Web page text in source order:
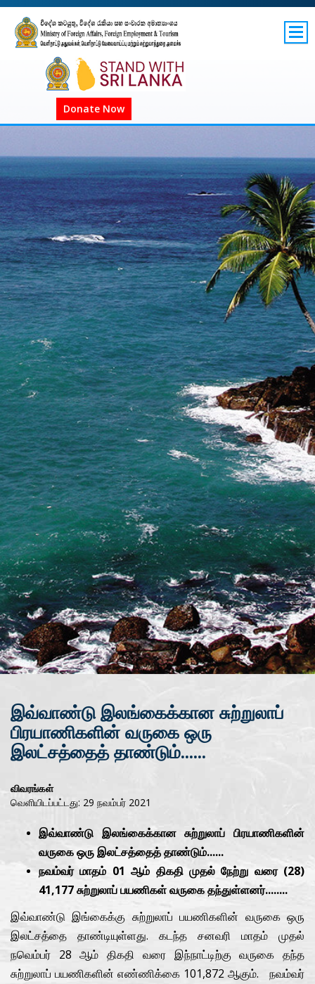
GOV.LK
Donate Now
இவ்வாண்டு இலங்கைக்கான சுற்றுலாப்
பிரயாணிகளின் வருகை ஒரு
இலட்சத்தைத் தாண்டும்......
விவரங்கள்
வெளியிடப்பட்டது: 29 நவம்பர் 2021
இவ்வாண்டு இலங்கைக்கான சுற்றுலாப் பிரயாணிகளின்
வருகை ஒரு இலட்சத்தைத் தாண்டும்......
நவம்வர் மாதம் 01 ஆம் திகதி முதல் நேற்று வரை (28)
41,177 சுற்றுலாப் பயணிகள் வருகை தந்துள்ளனர்........
இவ்வாண்டு இங்கைக்கு சுற்றுலாப் பயணிகளின் வருகை ஒரு
இலட்சத்தை தாண்டியுள்ளது. கடந்த சனவரி மாதம் முதல்
நவெம்பர் 28 ஆம் திகதி வரை இந்நாட்டிற்கு வருகை தந்த
சுற்றுலாப் பயணிகளின் எண்ணிக்கை 101,872 ஆகும். நவம்வர்